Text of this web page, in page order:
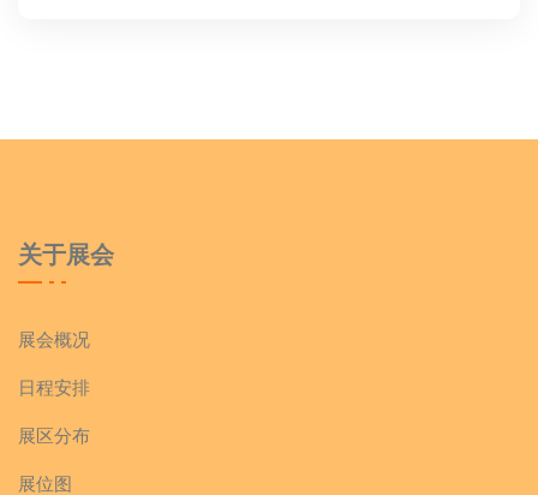
关于展会
展会概况
日程安排
展区分布
展位图